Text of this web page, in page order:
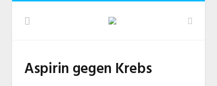
Aspirin gegen Krebs